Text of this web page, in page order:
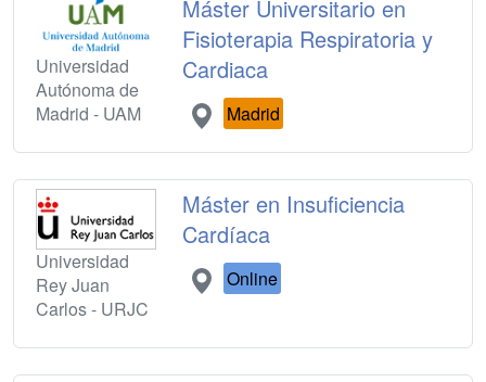
Universidad
Autónoma de
Madrid - UAM
Máster Universitario en
Fisioterapia Respiratoria y
Cardiaca
Madrid
Universidad
Rey Juan
Carlos - URJC
Máster en Insuficiencia
Cardíaca
Online